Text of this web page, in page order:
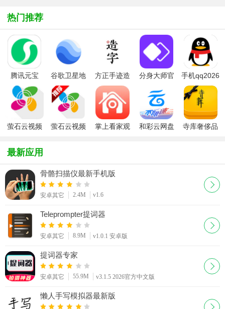
热门推荐
腾讯元宝
app
谷歌卫星地
图google
earth下载
2026最新版
方正手迹造
字2025版
分身大师官
手机qq2026
最新版
萤石云视频
萤石云视频
掌上看家观
和彩云网盘
寺库奢侈品
最新应用
骨骼扫描仪最新手机版
安卓其它 2.4M v1.6
Teleprompter提词器
安卓其它 8.9M v1.0.1 安卓版
提词器专家
安卓其它 55.9M v3.1.5 2026官方中文版
懒人手写模拟器最新版